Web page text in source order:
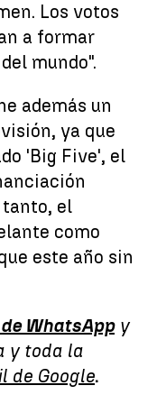
Los votos
a formar
mundo".
además un
ya que
'Big Five', el
el
como
este año sin
WhatsAppy
y toda la
de Google.